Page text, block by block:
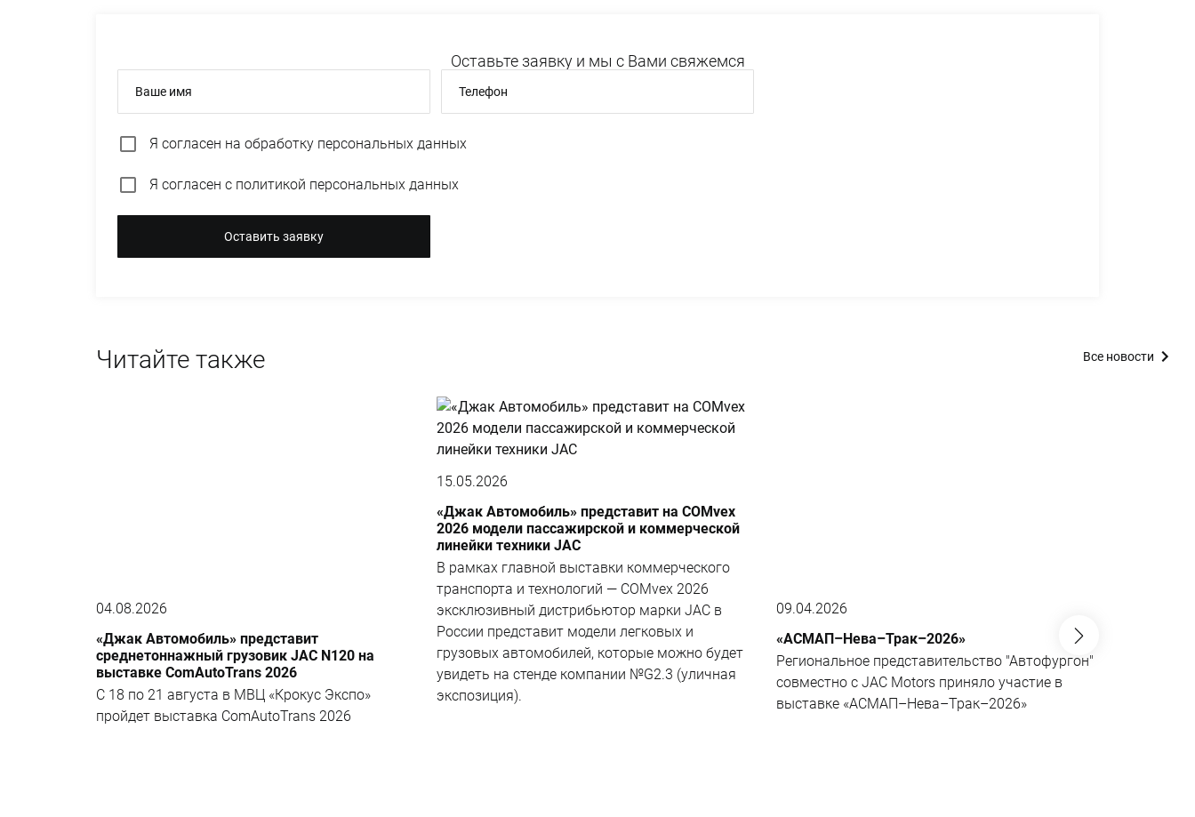
Оставьте заявку и мы с Вами свяжемся
Ваше имя Телефон
Я согласен на обработку персональных данных
Я согласен с политикой персональных данных
Оставить заявку
Читайте также
04.08.2026
«Джак Автомобиль» представит
среднетоннажный грузовик JAC N120 на
выставке ComAutoTrans 2026
С 18 по 21 августа в МВЦ «Крокус Экспо»
пройдет выставка ComAutoTrans 2026
15.05.2026
«Джак Автомобиль» представит на COMvex
2026 модели пассажирской и коммерческой
линейки техники JAC
В рамках главной выставки коммерческого
транспорта и технологий — COMvex 2026
эксклюзивный дистрибьютор марки JAC в
России представит модели легковых и
грузовых автомобилей, которые можно будет
увидеть на стенде компании №G2.3 (уличная
экспозиция).
09.04.2026
«АСМАП–Нева–Трак–2026»
Региональное представительство "Автофургон"
совместно с JAC Motors приняло участие в
выставке «АСМАП–Нева–Трак–2026»
Все новости